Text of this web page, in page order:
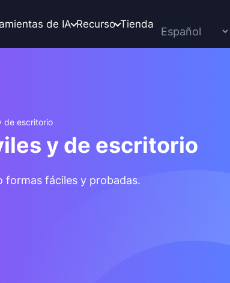
de IA Recurso Tienda
de escritorio
y de escritorio
formas fáciles y probadas.